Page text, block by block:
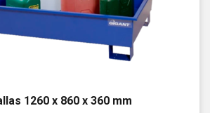
1260 x 860 x 360 mm